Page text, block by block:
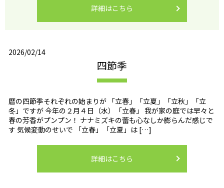
詳細はこちら
2026/02/14
四節季
暦の四節季それぞれの始まりが 「立春」「立夏」「立秋」「立
冬」ですが 今年の２月４日（水）「立春」 我が家の庭では早々と
春の芳香がプンプン！ ナナミズキの蕾も心なしか膨らんだ感じで
す 気候変動のせいで 「立春」「立夏」は […]
詳細はこちら